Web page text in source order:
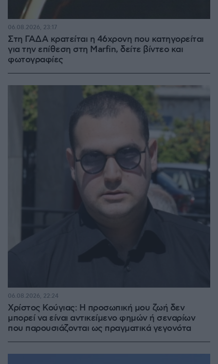
Στη ΓΑΔΑ κρατείται η 46χρονη που κατηγορείται
για την επίθεση στη Marfin, δείτε βίντεο και
φωτογραφίες
06.08.2026, 23:17
Χρίστος Κούγιας: Η προσωπική μου ζωή δεν
μπορεί να είναι αντικείμενο φημών ή σεναρίων
που παρουσιάζονται ως πραγματικά γεγονότα
06.08.2026, 22:24